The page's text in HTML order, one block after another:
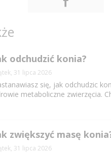
odchudzić konia?
31 lipca 2026
się, jak odchudzic
metaboliczne zwierzęcia.
zwiększyć masę
31 lipca 2026